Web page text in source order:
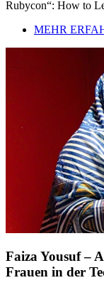
Rubycon“: How to
MEHR
Faiza Yousuf –
Frauen in der